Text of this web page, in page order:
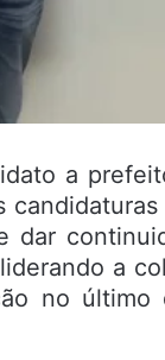
a
a
no